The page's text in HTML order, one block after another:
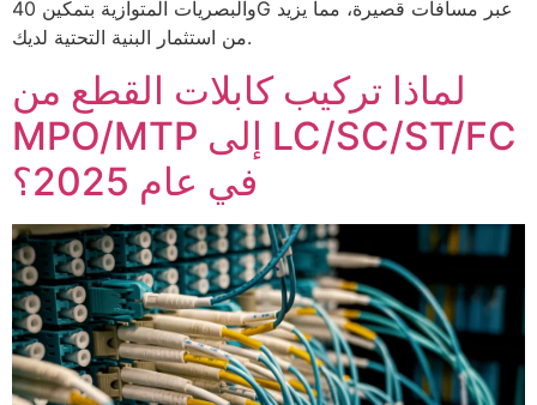
والبصريات المتوازية بتمكين 40G عبر مسافات قصيرة، مما يزيد
من استثمار البنية التحتية لديك.
لماذا تركيب كابلات القطع من
MPO/MTP إلى LC/SC/ST/FC